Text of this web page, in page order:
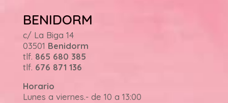
BENIDORM
c/ La Biga 14
03501 Benidorm
tlf. 865 680 385
tlf. 676 871 136
Horario
Lunes a viernes.- de 10 a 13:00